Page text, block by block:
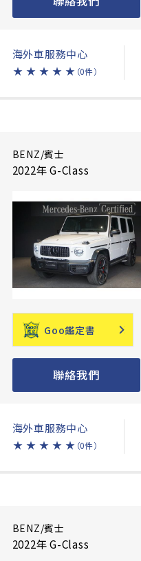
海外車服務中心
★ ★ ★ ★ ★ （0件）
BENZ/賓士
2022年 G-Class
Goo鑑定書
聯絡我們
海外車服務中心
★ ★ ★ ★ ★ （0件）
BENZ/賓士
2022年 G-Class